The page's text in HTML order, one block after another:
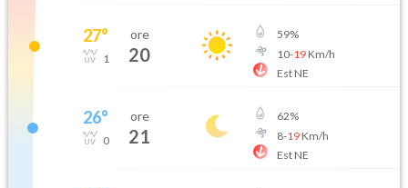
27°
1
ore
20
59%
10-19Km/h
Est NE
26°
0
ore
21
62%
8-19Km/h
Est NE